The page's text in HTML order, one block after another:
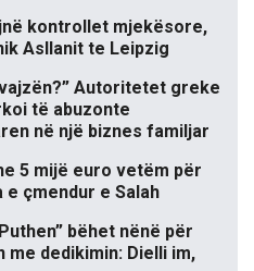
kontrollet mjekësore,
Asllanit te Leipzig
Autoritetet greke
të abuzonte
në një biznes familjar
5 mijë euro vetëm për
çmendur e Salah
bëhet nënë për
dedikimin: Dielli im,